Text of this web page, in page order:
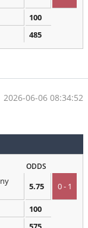
100
485
2026-06-06 08:34:52
ODDS
5.75 0 - 1
100